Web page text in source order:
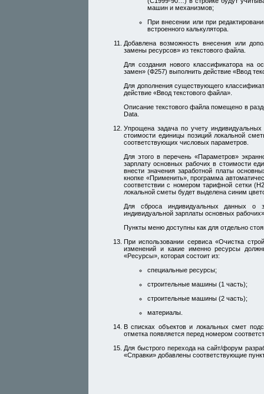
машин и механизмов;
При внесении или при
встроенного калькулятора.
Добавлена возможность внесения или
замены ресурсов» из текстового файла.
Для создания нового классификатора на
замен» (Ф257) выполнить действие «Ввод
Для дополнения существующего
действие «Ввод текстового файла».
Описание текстового файла помещено в
Data.
Упрощена задача по учету
стоимости единицы позиций локальной
соответствующих числовых параметров.
Для этого в перечень «Параметров»
зарплату основных рабочих в стоимости
внести значения заработной платы
кнопке «Применить», программа
соответствии с номером тарифной сетки
локальной сметы будет выделена синим
Для сброса индивидуальных данных о
индивидуальной зарплаты основных
Пункты меню доступны как для отдельно
При использовании сервиса «Очистка
изменений и какие именно ресурсы
«Ресурсы», которая состоит из:
специальные ресурсы;
строительные машины (1 часть);
строительные машины (2 часть);
материалы.
В списках объектов и локальных смет
отметка появляется перед номером
Для быстрого перехода на сайт/форум
«Справки» добавлены соответствующие